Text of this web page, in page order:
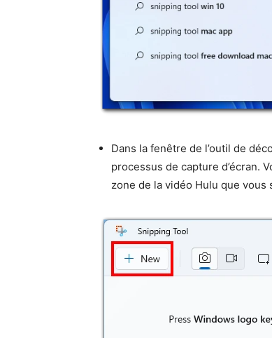
Dans la fenêtre de l’outil de
processus de capture d’écran.
zone de la vidéo Hulu que vous